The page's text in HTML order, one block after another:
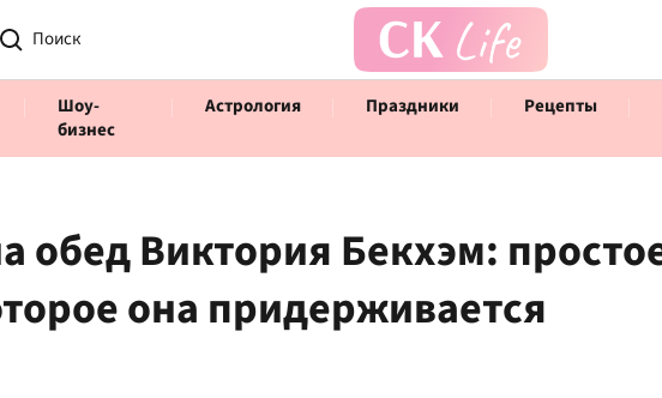
Шоу-
бизнес
Астрология Праздники Рецепты
Говорят инфлюенсеры
обед Виктория Бекхэм:
она придерживается